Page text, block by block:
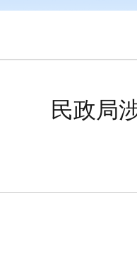
民政局